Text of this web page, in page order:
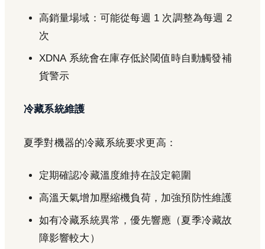
高銷量場域：可能從每週 1 次調整為每週 2
次
XDNA 系統會在庫存低於閾值時自動觸發補
貨警示
冷藏系統維護
夏季對機器的冷藏系統要求更高：
定期確認冷藏溫度維持在設定範圍
高溫天氣增加壓縮機負荷，加強預防性維護
如有冷藏系統異常，優先響應（夏季冷藏故
障影響較大）